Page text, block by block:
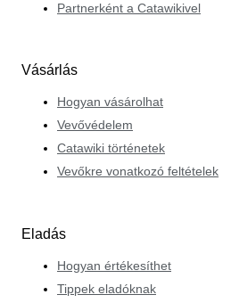
Partnerként a Catawikivel
Vásárlás
Hogyan vásárolhat
Vevővédelem
Catawiki történetek
Vevőkre vonatkozó feltételek
Eladás
Hogyan értékesíthet
Tippek eladóknak